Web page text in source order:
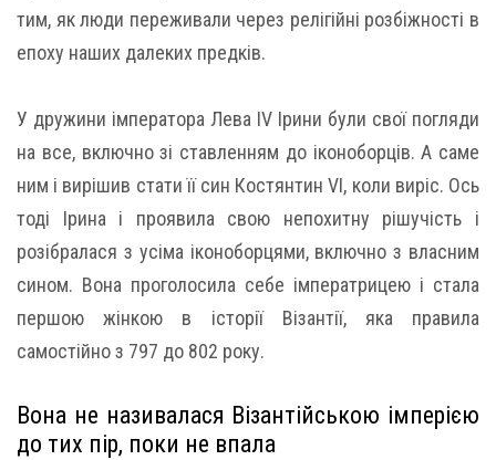
тим, як люди переживали через релігійні розбіжності в
епоху наших далеких предків.
У дружини імператора Лева IV Ірини були свої погляди
на все, включно зі ставленням до іконоборців. А саме
ним і вирішив стати її син Костянтин VI, коли виріс. Ось
тоді Ірина і проявила свою непохитну рішучість і
розібралася з усіма іконоборцями, включно з власним
сином. Вона проголосила себе імператрицею і стала
першою жінкою в історії Візантії, яка правила
самостійно з 797 до 802 року.
Вона не називалася Візантійською імперією
до тих пір, поки не впала